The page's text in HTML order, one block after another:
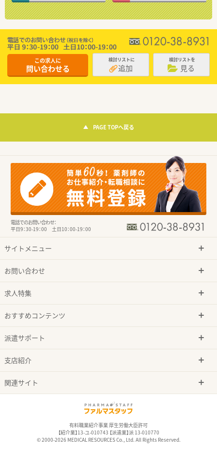
この求人に
問い合わせる
検討リストに
追加
検討リストを
見る
PAGE TOPへ戻る
電話でのお問い合わせ：
平日9：30-19：00 土日10：00-19：00
サイトメニュー
お問い合わせ
求人特集
おすすめコンテンツ
派遣サポート
支店紹介
関連サイト
有料職業紹介事業 厚生労働大臣許可
【紹介業】13-ユ-010743 【派遣業】派 13-010770
© 2000-2026 MEDICAL RESOURCES Co., Ltd. All Rights Reserved.